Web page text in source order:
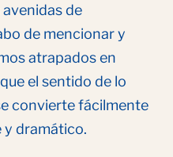
de
de mencionar y
atrapados en
el sentido de lo
convierte fácilmente
y dramático.